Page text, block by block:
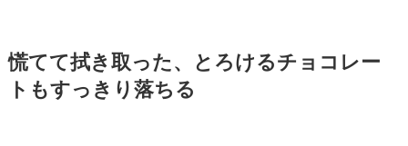
慌てて拭き取った、とろけるチョコレー
トもすっきり落ちる